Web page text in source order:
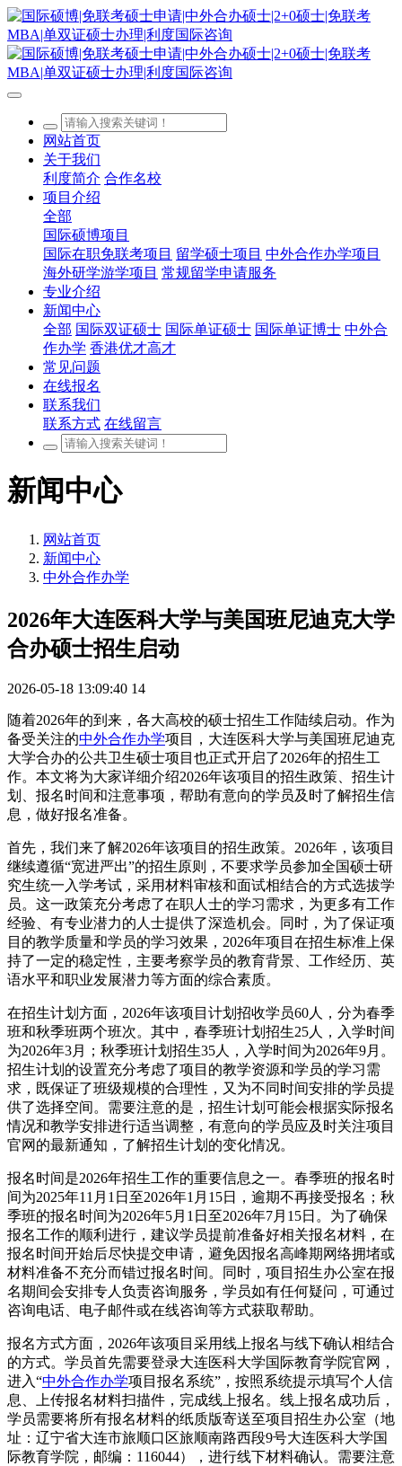
网站首页
关于我们
利度简介 合作名校
项目介绍
全部
国际硕博项目
国际在职免联考项目 留学硕士项目 中外合作办学项目
海外研学游学项目 常规留学申请服务
专业介绍
新闻中心
全部 国际双证硕士 国际单证硕士 国际单证博士 中外合
作办学 香港优才高才
常见问题
在线报名
联系我们
联系方式 在线留言
新闻中心
网站首页
新闻中心
中外合作办学
2026年大连医科大学与美国班尼迪克大学
合办硕士招生启动
2026-05-18 13:09:40 14
随着2026年的到来，各大高校的硕士招生工作陆续启动。作为
备受关注的中外合作办学项目，大连医科大学与美国班尼迪克
大学合办的公共卫生硕士项目也正式开启了2026年的招生工
作。本文将为大家详细介绍2026年该项目的招生政策、招生计
划、报名时间和注意事项，帮助有意向的学员及时了解招生信
息，做好报名准备。
首先，我们来了解2026年该项目的招生政策。2026年，该项目
继续遵循“宽进严出”的招生原则，不要求学员参加全国硕士研
究生统一入学考试，采用材料审核和面试相结合的方式选拔学
员。这一政策充分考虑了在职人士的学习需求，为更多有工作
经验、有专业潜力的人士提供了深造机会。同时，为了保证项
目的教学质量和学员的学习效果，2026年项目在招生标准上保
持了一定的稳定性，主要考察学员的教育背景、工作经历、英
语水平和职业发展潜力等方面的综合素质。
在招生计划方面，2026年该项目计划招收学员60人，分为春季
班和秋季班两个班次。其中，春季班计划招生25人，入学时间
为2026年3月；秋季班计划招生35人，入学时间为2026年9月。
招生计划的设置充分考虑了项目的教学资源和学员的学习需
求，既保证了班级规模的合理性，又为不同时间安排的学员提
供了选择空间。需要注意的是，招生计划可能会根据实际报名
情况和教学安排进行适当调整，有意向的学员应及时关注项目
官网的最新通知，了解招生计划的变化情况。
报名时间是2026年招生工作的重要信息之一。春季班的报名时
间为2025年11月1日至2026年1月15日，逾期不再接受报名；秋
季班的报名时间为2026年5月1日至2026年7月15日。为了确保
报名工作的顺利进行，建议学员提前准备好相关报名材料，在
报名时间开始后尽快提交申请，避免因报名高峰期网络拥堵或
材料准备不充分而错过报名时间。同时，项目招生办公室在报
名期间会安排专人负责咨询服务，学员如有任何疑问，可通过
咨询电话、电子邮件或在线咨询等方式获取帮助。
报名方式方面，2026年该项目采用线上报名与线下确认相结合
的方式。学员首先需要登录大连医科大学国际教育学院官网，
进入“中外合作办学项目报名系统”，按照系统提示填写个人信
息、上传报名材料扫描件，完成线上报名。线上报名成功后，
学员需要将所有报名材料的纸质版寄送至项目招生办公室（地
址：辽宁省大连市旅顺口区旅顺南路西段9号大连医科大学国
际教育学院，邮编：116044），进行线下材料确认。需要注意